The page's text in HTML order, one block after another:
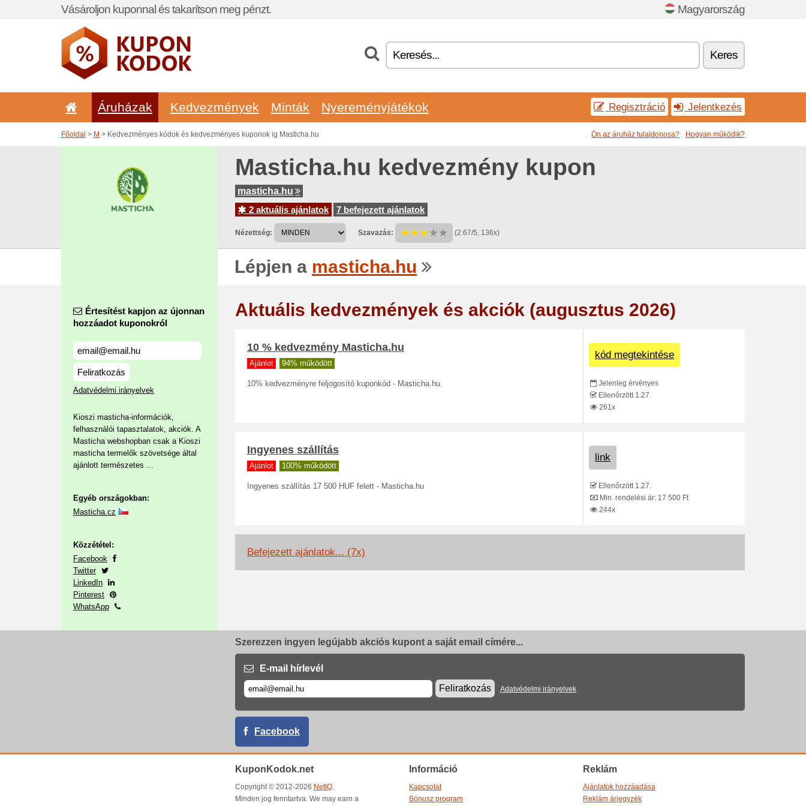
Vásároljon kuponnal és takarítson meg pénzt. Magyarország
Keres
Áruházak Kedvezmények Minták Nyereményjátékok Regisztráció Jelentkezés
Főoldal > M > Kedvezményes kódok és kedvezményes kuponok ig Masticha.hu Ön az áruház tulajdonosa? Hogyan működik?
Masticha.hu kedvezmény kupon
masticha.hu
2 aktuális ajánlatok
7 befejezett ajánlatok
Nézettség: Szavazás: (2.67/5, 136x)
Lépjen a masticha.hu
Értesítést kapjon az újonnan
hozzáadot kuponokról
Feliratkozás
Adatvédelmi irányelvek
Kioszi masticha-információk,
felhasználói tapasztalatok, akciók. A
Masticha webshopban csak a Kioszi
masticha termelők szövetsége által
ajánlott természetes ...
Egyéb országokban:
Masticha.cz
Közzététel:
Facebook
Twitter
LinkedIn
Pinterest
WhatsApp
Aktuális kedvezmények és akciók (augusztus 2026)
10 % kedvezmény Masticha.hu
Ajánlot 94% működött
10% kedvezményre feljogosító kuponkód - Masticha.hu.
kód megtekintése
Jelenleg érvényes
Ellenőrzött 1.27.
261x
Ingyenes szállítás
Ajánlot 100% működött
Ingyenes szállítás 17 500 HUF felett - Masticha.hu
link
Ellenőrzött 1.27.
Min. rendelési ár: 17 500 Ft
244x
Befejezett ajánlatok... (7x)
Szerezzen ingyen legújabb akciós kupont a saját email címére...
E-mail hírlevél
Feliratkozás
Adatvédelmi irányelvek
Facebook
KuponKodok.net
Copyright © 2012-2026 NetIQ.
Minden jog fenntartva. We may earn a
Információ
Kapcsolat
Bónusz program
Reklám
Ajánlatok hozzáadása
Reklám árjegyzék